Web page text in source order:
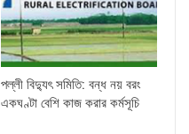
পল্লী বিদ্যুৎ সমিতি: বন্ধ নয় বরং
একঘণ্টা বেশি কাজ করার কর্মসূচি